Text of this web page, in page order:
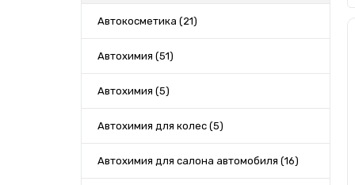
Автокосметика (21)
Автохимия (51)
Автохимия (5)
Автохимия для колес (5)
Автохимия для салона автомобиля (16)